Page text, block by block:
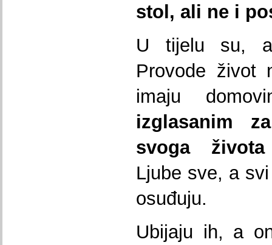
stol, ali ne i
U tijelu su,
Provode život
imaju
izglasanim
svogaživota
Ljube sve, a
osuđuju.
Ubijaju ih, a